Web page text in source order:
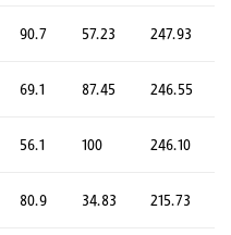
90.7 57.23 247.93
69.1 87.45 246.55
56.1 100 246.10
80.9 34.83 215.73